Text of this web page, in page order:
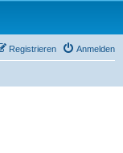
Anmelden
Registrieren